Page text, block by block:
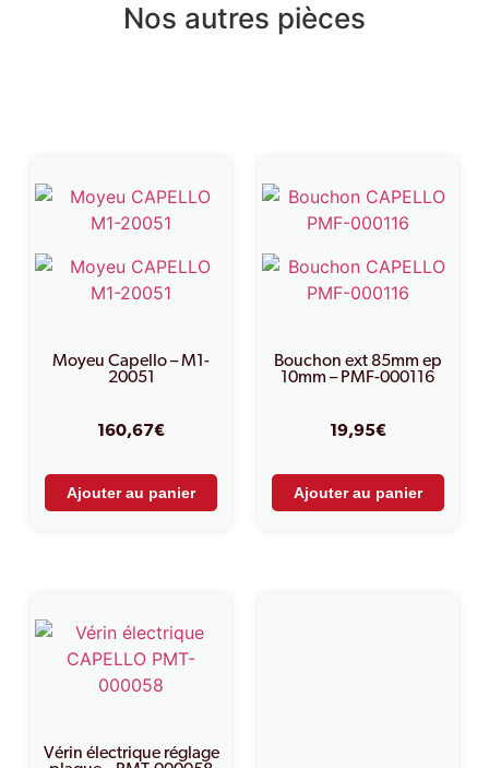
Nos autres pièces
Moyeu Capello – M1-
20051
160,67€
Ajouter au panier
Bouchon ext 85mm ep
10mm – PMF-000116
19,95€
Ajouter au panier
Vérin électrique réglage